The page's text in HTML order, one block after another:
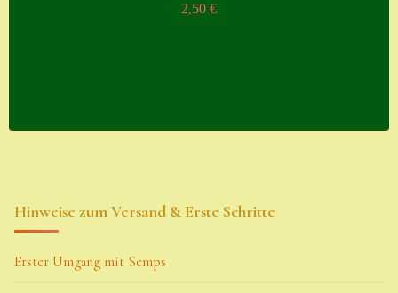
2,50 €
Hinweise zum Versand & Erste Schritte
Erster Umgang mit Semps